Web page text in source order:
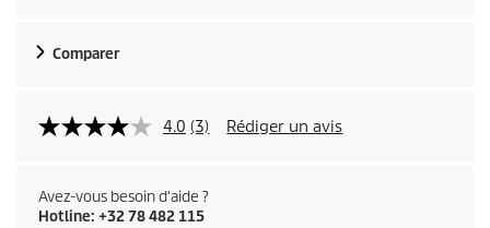
Comparer
4.0 (3) Rédiger un avis
Avez-vous besoin d'aide ?
Hotline: +32 78 482 115